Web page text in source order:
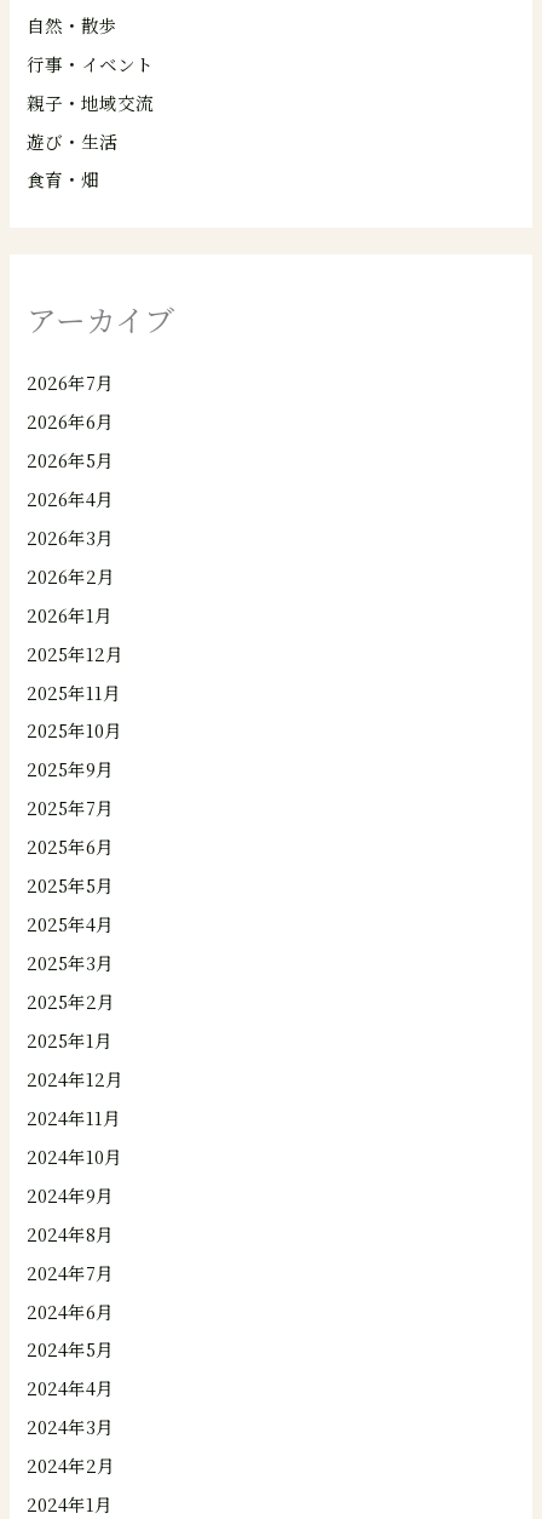
自然・散歩
行事・イベント
親子・地域交流
遊び・生活
食育・畑
アーカイブ
2026年7月
2026年6月
2026年5月
2026年4月
2026年3月
2026年2月
2026年1月
2025年12月
2025年11月
2025年10月
2025年9月
2025年7月
2025年6月
2025年5月
2025年4月
2025年3月
2025年2月
2025年1月
2024年12月
2024年11月
2024年10月
2024年9月
2024年8月
2024年7月
2024年6月
2024年5月
2024年4月
2024年3月
2024年2月
2024年1月